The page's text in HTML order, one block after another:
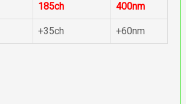
185ch 400nm
+35ch +60nm